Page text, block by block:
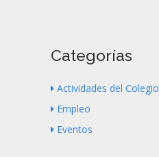
Categorías
Actividades del Colegio
Empleo
Eventos